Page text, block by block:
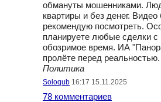
обмануты мошенниками.
квартиры и без денег.
рекомендую посмотреть.
планируете любые сделки
обозримое время. ИА
пролёте перед реальностью.
Политика
Soloqub 16:17 15.11.2025
78 комментариев